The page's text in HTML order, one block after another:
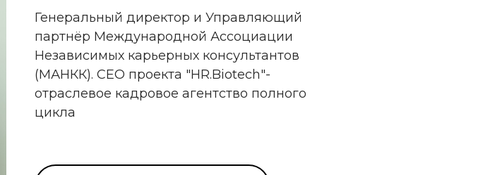
Генеральный директор и Управляющий
партнёр Международной Ассоциации
Независимых карьерных консультантов
(МАНКК). СЕО проекта "HR.Biotech"-
отраслевое кадровое агентство полного
цикла